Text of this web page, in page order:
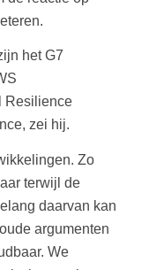
het G7
Resilience
zei hij.
Zo
terwijl de
daarvan kan
argumenten
We